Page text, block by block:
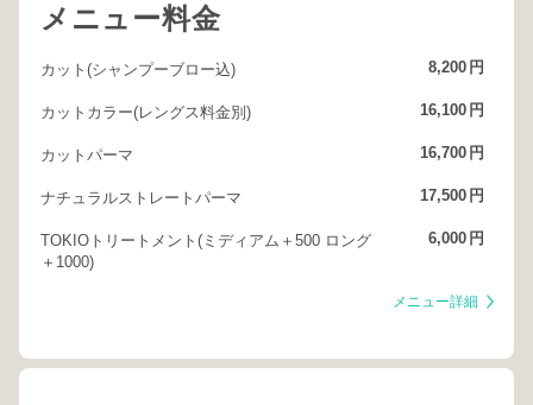
メニュー料金
カット(シャンプーブロー込) 8,200 円
カットカラー(レングス料金別) 16,100 円
カットパーマ 16,700 円
ナチュラルストレートパーマ 17,500 円
TOKIOトリートメント(ミディアム＋500 ロング
＋1000)
6,000 円
メニュー詳細